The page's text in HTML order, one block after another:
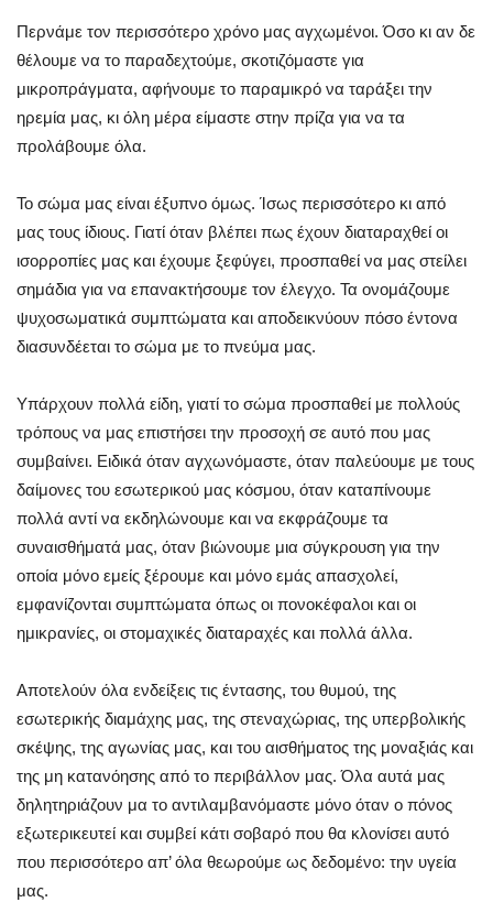
Περνάμε τον περισσότερο χρόνο μας αγχωμένοι. Όσο κι αν δε
θέλουμε να το παραδεχτούμε, σκοτιζόμαστε για
μικροπράγματα, αφήνουμε το παραμικρό να ταράξει την
ηρεμία μας, κι όλη μέρα είμαστε στην πρίζα για να τα
προλάβουμε όλα.
Το σώμα μας είναι έξυπνο όμως. Ίσως περισσότερο κι από
μας τους ίδιους. Γιατί όταν βλέπει πως έχουν διαταραχθεί οι
ισορροπίες μας και έχουμε ξεφύγει, προσπαθεί να μας στείλει
σημάδια για να επανακτήσουμε τον έλεγχο. Τα ονομάζουμε
ψυχοσωματικά συμπτώματα και αποδεικνύουν πόσο έντονα
διασυνδέεται το σώμα με το πνεύμα μας.
Υπάρχουν πολλά είδη, γιατί το σώμα προσπαθεί με πολλούς
τρόπους να μας επιστήσει την προσοχή σε αυτό που μας
συμβαίνει. Ειδικά όταν αγχωνόμαστε, όταν παλεύουμε με τους
δαίμονες του εσωτερικού μας κόσμου, όταν καταπίνουμε
πολλά αντί να εκδηλώνουμε και να εκφράζουμε τα
συναισθήματά μας, όταν βιώνουμε μια σύγκρουση για την
οποία μόνο εμείς ξέρουμε και μόνο εμάς απασχολεί,
εμφανίζονται συμπτώματα όπως οι πονοκέφαλοι και οι
ημικρανίες, οι στομαχικές διαταραχές και πολλά άλλα.
Αποτελούν όλα ενδείξεις τις έντασης, του θυμού, της
εσωτερικής διαμάχης μας, της στεναχώριας, της υπερβολικής
σκέψης, της αγωνίας μας, και του αισθήματος της μοναξιάς και
της μη κατανόησης από το περιβάλλον μας. Όλα αυτά μας
δηλητηριάζουν μα το αντιλαμβανόμαστε μόνο όταν ο πόνος
εξωτερικευτεί και συμβεί κάτι σοβαρό που θα κλονίσει αυτό
που περισσότερο απ’ όλα θεωρούμε ως δεδομένο: την υγεία
μας.